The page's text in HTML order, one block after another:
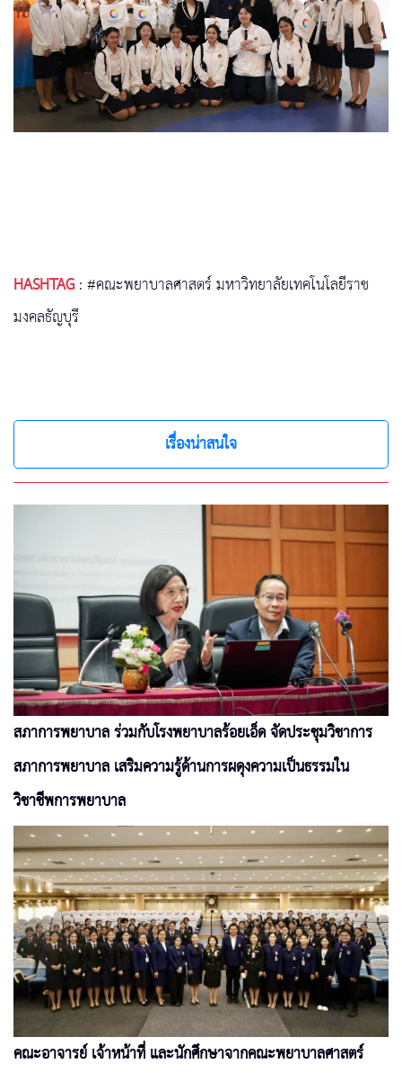
HASHTAG:#คณะพยาบาลศาสตร์ มหาวิทยาลัยเทคโนโลยีราช
มงคลธัญบุรี
เรื่องน่าสนใจ
สภาการพยาบาล ร่วมกับโรงพยาบาลร้อยเอ็ด จัดประชุมวิชาการ
สภาการพยาบาล เสริมความรู้ด้านการผดุงความเป็นธรรมใน
วิชาชีพการพยาบาล
คณะอาจารย์ เจ้าหน้าที่ และนักศึกษาจากคณะพยาบาลศาสตร์